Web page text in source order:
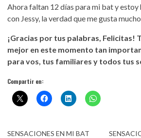
Ahora faltan 12 días para mi bat y estoy
con Jessy, la verdad que me gusta
¡Gracias por tus palabras, Felicitas!
mejor en este momento tan
para vos, tus familiares y todos tus
Compartir en:
SENSACIONES EN MI BAT